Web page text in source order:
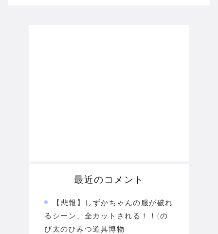
最近のコメント
【悲報】しずかちゃんの服が破れ
るシーン、全カットされる！！(の
び太のひみつ道具博物